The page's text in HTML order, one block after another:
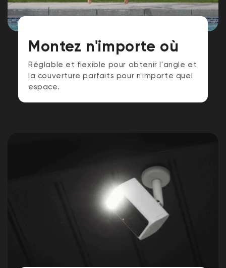
Montez n'importe où
Réglable et flexible pour obtenir l'angle et
la couverture parfaits pour n'importe quel
espace.